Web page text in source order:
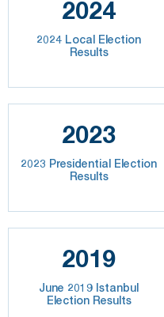
2024
2024 Local Election
Results
2023
2023 Presidential Election
Results
2019
June 2019 Istanbul
Election Results